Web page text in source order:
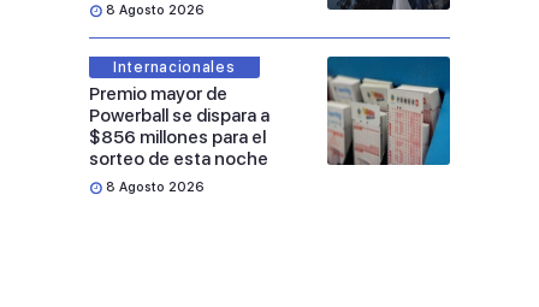
8 Agosto 2026
Internacionales
Premio mayor de
Powerball se dispara a
$856 millones para el
sorteo de esta noche
8 Agosto 2026